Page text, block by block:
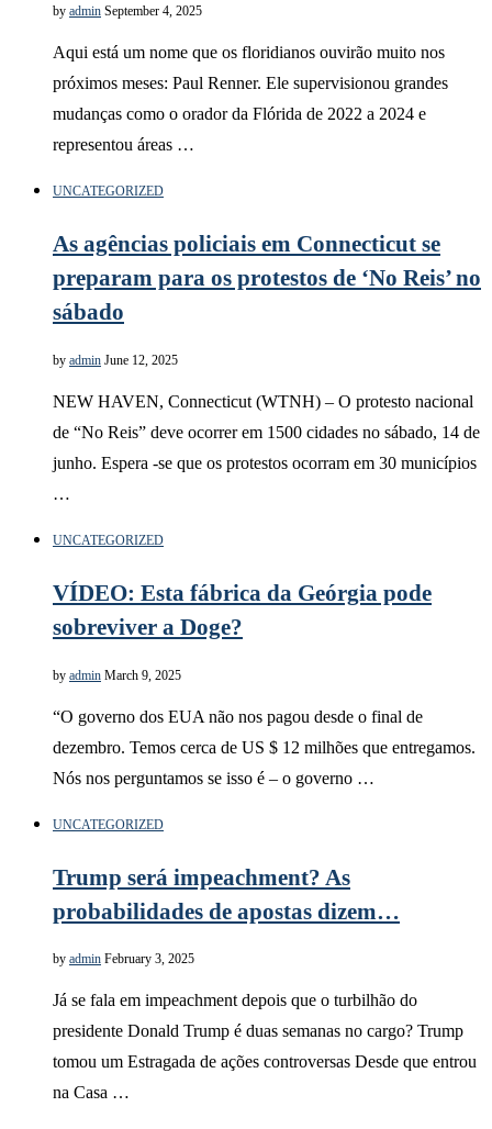
by admin September 4, 2025
Aqui está um nome que os floridianos ouvirão muito nos
próximos meses: Paul Renner. Ele supervisionou grandes
mudanças como o orador da Flórida de 2022 a 2024 e
representou áreas …
UNCATEGORIZED
As agências policiais em Connecticut se
preparam para os protestos de ‘No Reis’ no
sábado
by admin June 12, 2025
NEW HAVEN, Connecticut (WTNH) – O protesto nacional
de “No Reis” deve ocorrer em 1500 cidades no sábado, 14 de
junho. Espera -se que os protestos ocorram em 30 municípios
…
UNCATEGORIZED
VÍDEO: Esta fábrica da Geórgia pode
sobreviver a Doge?
by admin March 9, 2025
“O governo dos EUA não nos pagou desde o final de
dezembro. Temos cerca de US $ 12 milhões que entregamos.
Nós nos perguntamos se isso é – o governo …
UNCATEGORIZED
Trump será impeachment? As
probabilidades de apostas dizem…
by admin February 3, 2025
Já se fala em impeachment depois que o turbilhão do
presidente Donald Trump é duas semanas no cargo? Trump
tomou um Estragada de ações controversas Desde que entrou
na Casa …